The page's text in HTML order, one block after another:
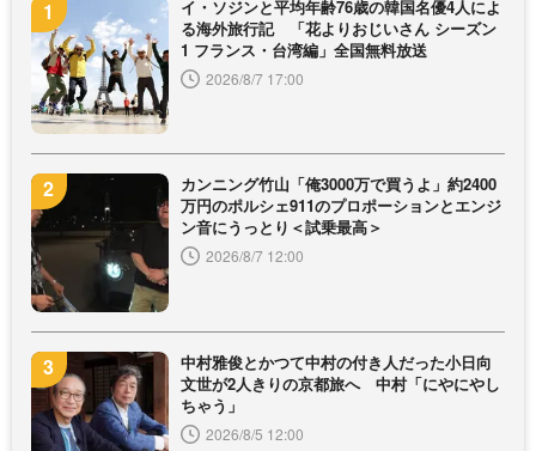
イ・ソジンと平均年齢76歳の韓国名優4人によ
る海外旅行記 「花よりおじいさん シーズン
1 フランス・台湾編」全国無料放送
2026/8/7 17:00
カンニング竹山「俺3000万で買うよ」約2400
万円のポルシェ911のプロポーションとエンジ
ン音にうっとり＜試乗最高＞
2026/8/7 12:00
中村雅俊とかつて中村の付き人だった小日向
文世が2人きりの京都旅へ 中村「にやにやし
ちゃう」
2026/8/5 12:00